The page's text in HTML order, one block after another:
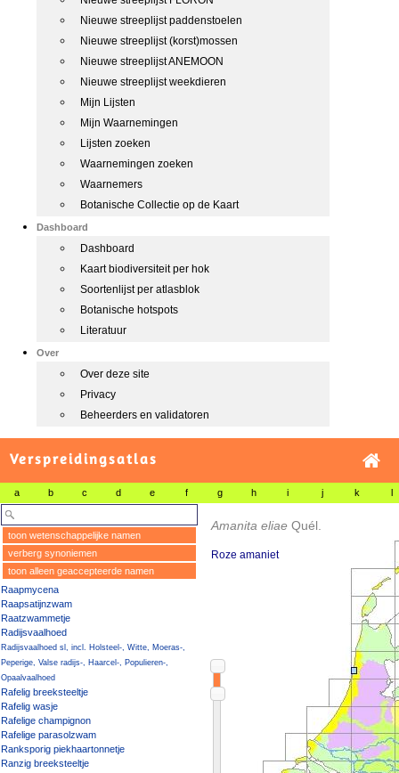
Nieuwe streeplijst paddenstoelen
Nieuwe streeplijst (korst)mossen
Nieuwe streeplijst ANEMOON
Nieuwe streeplijst weekdieren
Mijn Lijsten
Mijn Waarnemingen
Lijsten zoeken
Waarnemingen zoeken
Waarnemers
Botanische Collectie op de Kaart
Dashboard
Dashboard
Kaart biodiversiteit per hok
Soortenlijst per atlasblok
Botanische hotspots
Literatuur
Over
Over deze site
Privacy
Beheerders en validatoren
Verspreidingsatlas
a b c d e f g h i j k l
toon wetenschappelijke namen
verberg synoniemen
toon alleen geaccepteerde namen
Raapmycena
Raapsatijnzwam
Raatzwammetje
Radijsvaalhoed
Radijsvaalhoed sl, incl. Holsteel-, Witte, Moeras-,
Peperige, Valse radijs-, Haarcel-, Populieren-,
Opaalvaalhoed
Rafelig breeksteeltje
Rafelig wasje
Rafelige champignon
Rafelige parasolzwam
Ranksporig piekhaartonnetje
Ranzig breeksteeltje
Amanita eliae Quél.
Roze amaniet